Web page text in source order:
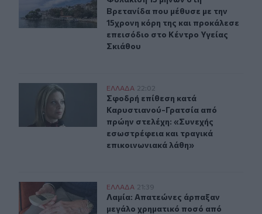
Βρετανίδα που μέθυσε με την
15χρονη κόρη της και προκάλεσε
επεισόδιο στο Κέντρο Υγείας
Σκιάθου
Σφοδρή επίθεση κατά Καρυστιανού-Γρατσία από
ΕΛΛAΔΑ 22:02
Σφοδρή επίθεση κατά
Σφοδρή επίθεση κατά
Καρυστιανού-Γρατσία από
πρώην στελέχη: «Συνεχής
εσωστρέφεια και τραγικά
επικοινωνιακά λάθη»
Λαμία: Απατεώνες άρπαξαν μεγάλο χρηματικό ποσό
ΕΛΛAΔΑ 21:39
Λαμία: Απατεώνες άρπαξαν μεγάλο
Λαμία: Απατεώνες άρπαξαν
μεγάλο χρηματικό ποσό από